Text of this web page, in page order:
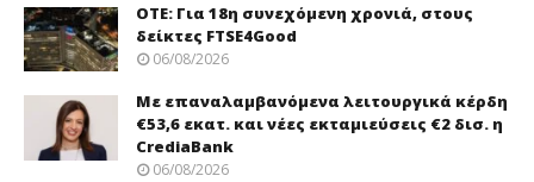
ΟΤΕ: Για 18η συνεχόμενη χρονιά, στους
δείκτες FTSE4Good
06/08/2026
Με επαναλαμβανόμενα λειτουργικά κέρδη
€53,6 εκατ. και νέες εκταμιεύσεις €2 δισ. η
CrediaBank
06/08/2026